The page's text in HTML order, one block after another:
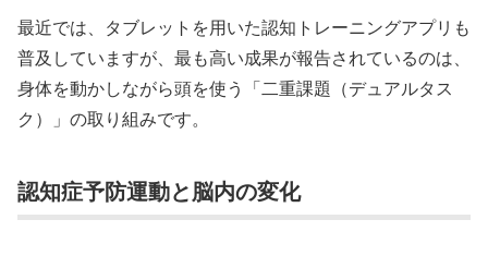
最近では、タブレットを用いた認知トレーニングアプリも
普及していますが、最も高い成果が報告されているのは、
身体を動かしながら頭を使う「二重課題（デュアルタス
ク）」の取り組みです。
認知症予防運動と脳内の変化